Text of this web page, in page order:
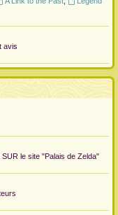
avis
SUR le site "Palais de Zelda"